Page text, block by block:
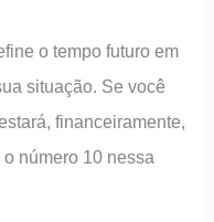
o tempo futuro em
situação. Se você
financeiramente,
número 10 nessa